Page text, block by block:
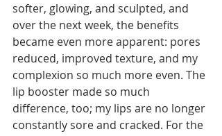
softer, glowing, and sculpted, and
over the next week, the benefits
became even more apparent: pores
reduced, improved texture, and my
complexion so much more even. The
lip booster made so much
difference, too; my lips are no longer
constantly sore and cracked. For the